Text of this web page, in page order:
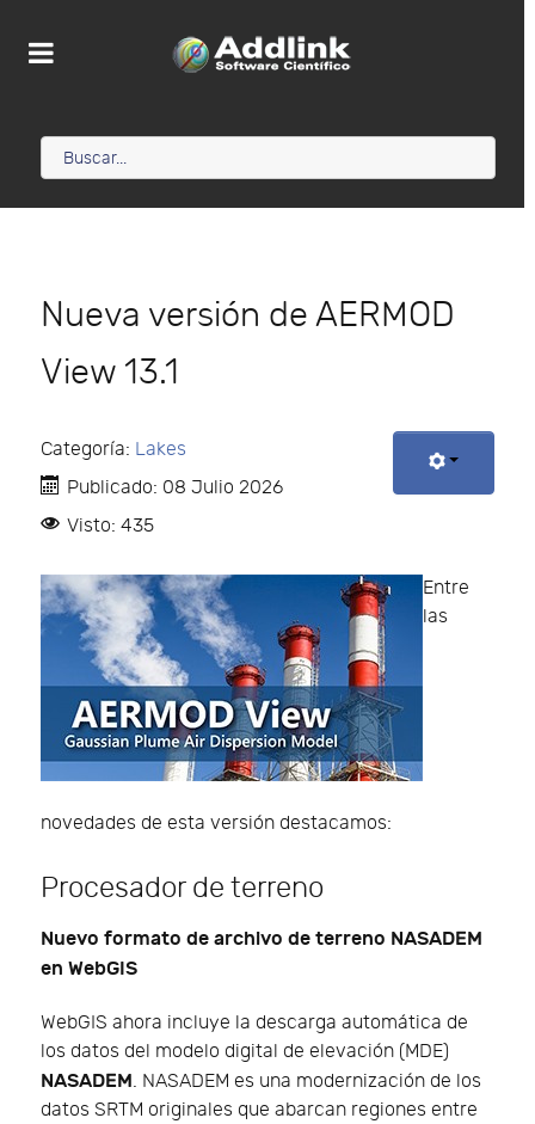
Nueva versión de AERMOD
View 13.1
Categoría: Lakes
Publicado: 08 Julio 2026
Visto: 435
Entre
las
novedades de esta versión destacamos:
Procesador de terreno
Nuevo formato de archivo de terreno NASADEM
en WebGIS
WebGIS ahora incluye la descarga automática de
los datos del modelo digital de elevación (MDE)
NASADEM. NASADEM es una modernización de los
datos SRTM originales que abarcan regiones entre